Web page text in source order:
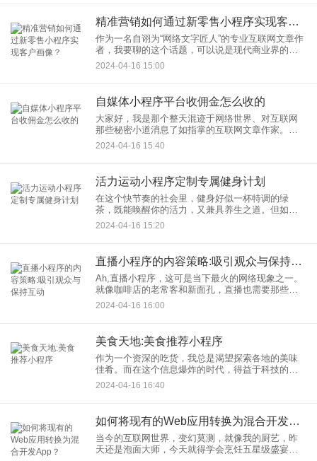
精准营销如何通过新零售小程序实现客户画像？
作为一名自诩为“网络文字匠人”的专业互联网文章作
者，我要聊的这个话题，可以说是现代商业界的一
颗璀璨新星——通过新零售小程序实现客户画像的
精准营销。 在这个信息爆炸
2024-04-16 15:00
自媒体小程序平台收佣金怎么收的
大家好，我是那个整天混迹于网络世界、对互联网
那些秘密小道消息了如指掌的互联网文章作家。今
天，我们聊聊那些自媒体小程序，是如何从内容创
业者的腰包里优雅地摘取“果实”的。哦，不要紧张，
2024-04-16 15:40
活力运动小程序定制专属健身计划
在这个快节奏的社会里，健身好似一杯特调的绿
茶，既能唤醒你的活力，又兼具养生之道。但如何
在百忙中坚持健身，又如何在健身的道路上不迷
茫？别担心，运动健身小程序来了，它将帮助我们
2024-04-16 15:20
直播小程序的内容策略:吸引观众与保持互动
Ah,直播小程序，这可是当下最火的网络现象之一。
就像咖啡店的老常客和新面孔，直播也需要那些忠
实的观众和新来的好奇宝宝们。要想在这个五彩斑
斓的直播世界中脱颖而出，你得有一套行之有效的
2024-04-16 16:00
美食天地:美食推荐小程序
作为一个资深的吃货，我总是渴望探索各地的美味
佳肴。而在这个信息爆炸的时代，得益于科技的魔
力，我们不必踏出家门，便能发现一个个隐藏在城
市角落的美食天堂。今天，就让我为各位美食爱好
2024-04-16 16:40
如何将现有的Web应用转换为混合开发App？
当今的互联网世界，变幻莫测，就像我的厨艺，昨
天还是泡面大师，今天就得学会烹饪五星级盛宴